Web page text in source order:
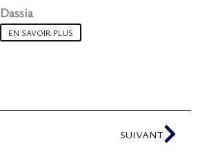
Dassia
EN SAVOIR PLUS
SUIVANT